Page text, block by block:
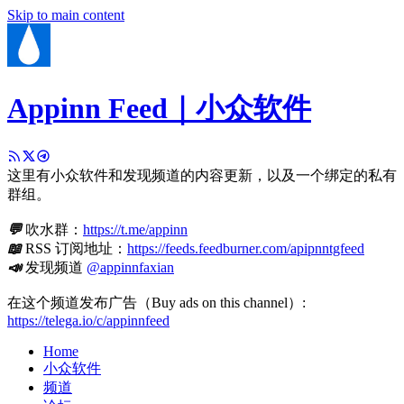
Skip to main content
Appinn Feed｜小众软件
这里有小众软件和发现频道的内容更新，以及一个绑定的私有
群组。
💬吹水群： https://t.me/appinn
📖RSS 订阅地址： https://feeds.feedburner.com/apipnntgfeed
📣发现频道 @appinnfaxian
在这个频道发布广告（Buy ads on this channel）:
https://telega.io/c/appinnfeed
Home
小众软件
频道